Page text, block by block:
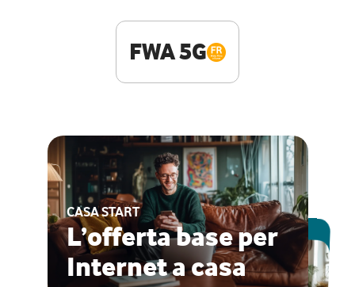
FWA 5G
CASA START
L’offerta base per
Internet a casa
ESCLUSIVA ONLINE